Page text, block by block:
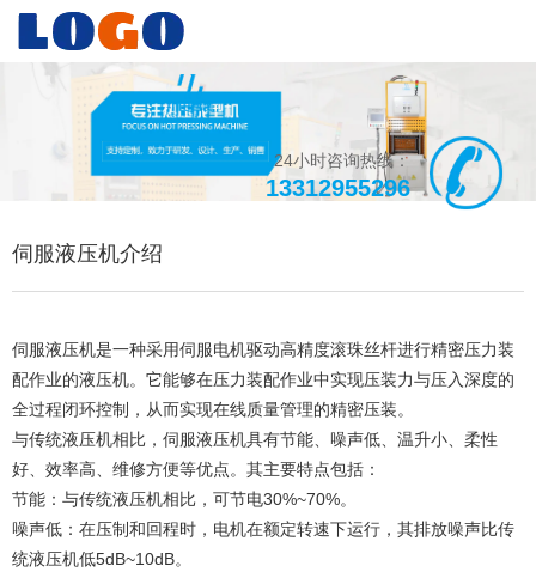
24小时咨询热线：
13312955296
伺服液压机介绍
伺服液压机是一种采用伺服电机驱动高精度滚珠丝杆进行精密压力装
配作业的液压机。它能够在压力装配作业中实现压装力与压入深度的
全过程闭环控制，从而实现在线质量管理的精密压装。
与传统液压机相比，伺服液压机具有节能、噪声低、温升小、柔性
好、效率高、维修方便等优点。其主要特点包括：
节能：与传统液压机相比，可节电30%~70%。
噪声低：在压制和回程时，电机在额定转速下运行，其排放噪声比传
统液压机低5dB~10dB。